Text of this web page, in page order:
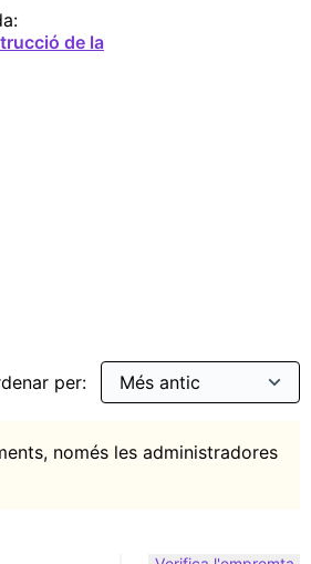
de la
per:
només les administradores